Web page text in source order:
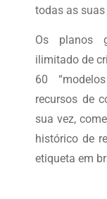
todas as
Os planos
ilimitado de
60
recursos de
sua vez,
histórico de
etiqueta em